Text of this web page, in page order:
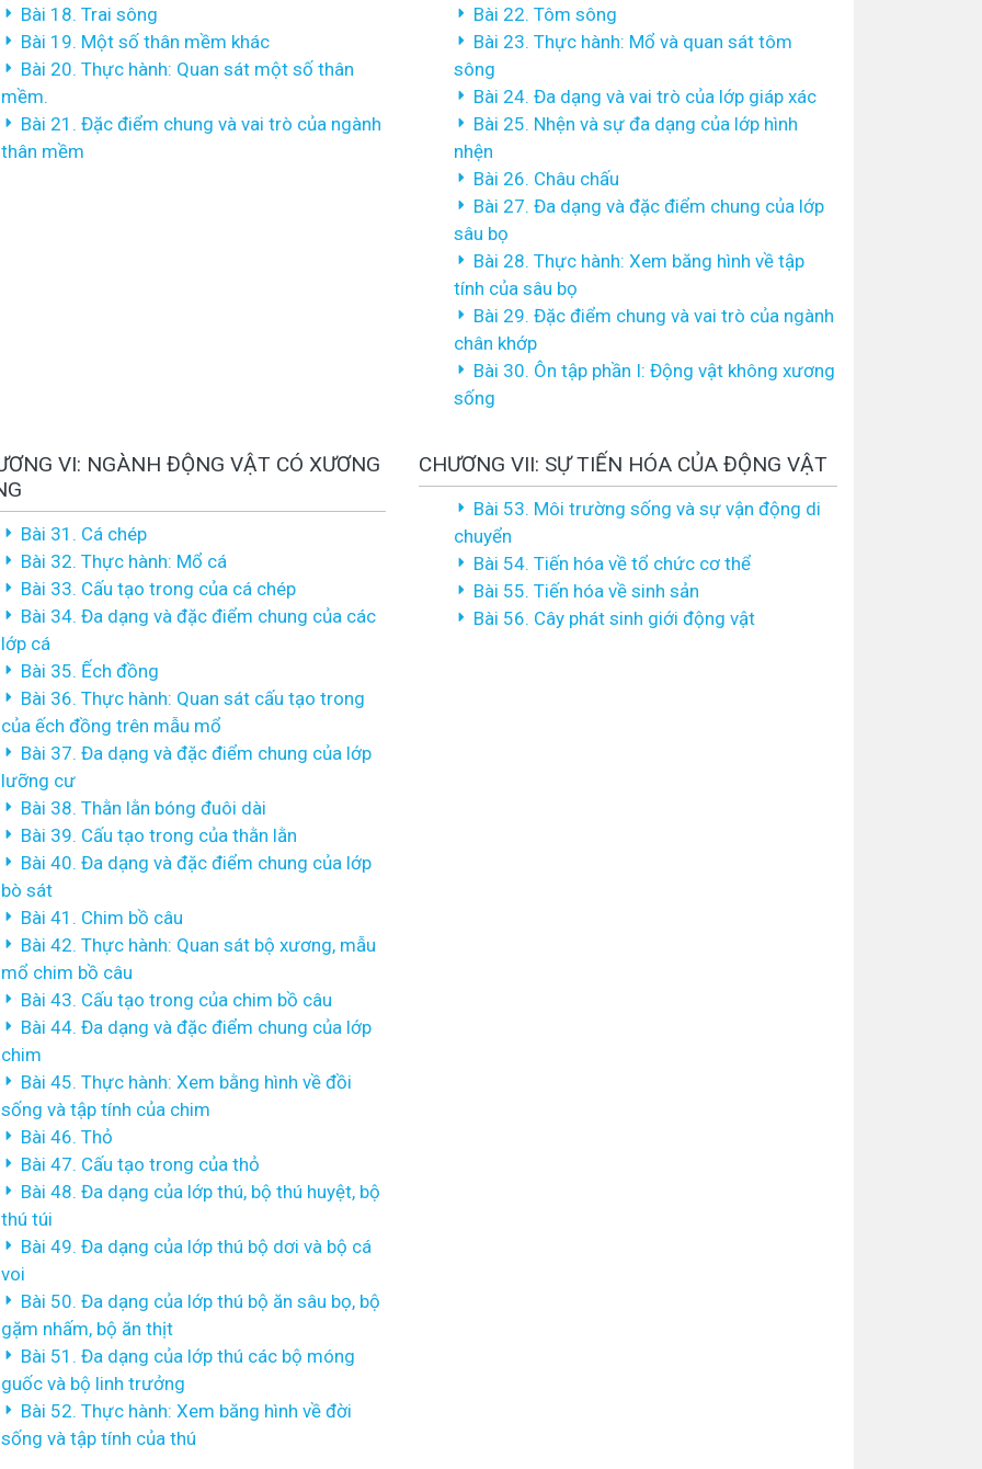
Bài 18. Trai sông
Bài 19. Một số thân mềm khác
Bài 20. Thực hành: Quan sát một số thân
mềm.
Bài 21. Đặc điểm chung và vai trò của ngành
thân mềm
Bài 22. Tôm sông
Bài 23. Thực hành: Mổ và quan sát tôm
sông
Bài 24. Đa dạng và vai trò của lớp giáp xác
Bài 25. Nhện và sự đa dạng của lớp hình
nhện
Bài 26. Châu chấu
Bài 27. Đa dạng và đặc điểm chung của lớp
sâu bọ
Bài 28. Thực hành: Xem băng hình về tập
tính của sâu bọ
Bài 29. Đặc điểm chung và vai trò của ngành
chân khớp
Bài 30. Ôn tập phần I: Động vật không xương
sống
VI: NGÀNH ĐỘNG VẬT CÓ XƯƠNG
Bài 31. Cá chép
Bài 32. Thực hành: Mổ cá
Bài 33. Cấu tạo trong của cá chép
Bài 34. Đa dạng và đặc điểm chung của các
lớp cá
Bài 35. Ếch đồng
Bài 36. Thực hành: Quan sát cấu tạo trong
của ếch đồng trên mẫu mổ
Bài 37. Đa dạng và đặc điểm chung của lớp
lưỡng cư
Bài 38. Thằn lằn bóng đuôi dài
Bài 39. Cấu tạo trong của thằn lằn
Bài 40. Đa dạng và đặc điểm chung của lớp
bò sát
Bài 41. Chim bồ câu
Bài 42. Thực hành: Quan sát bộ xương, mẫu
mổ chim bồ câu
Bài 43. Cấu tạo trong của chim bồ câu
Bài 44. Đa dạng và đặc điểm chung của lớp
chim
Bài 45. Thực hành: Xem bằng hình về đồi
sống và tập tính của chim
Bài 46. Thỏ
Bài 47. Cấu tạo trong của thỏ
Bài 48. Đa dạng của lớp thú, bộ thú huyệt, bộ
thú túi
Bài 49. Đa dạng của lớp thú bộ dơi và bộ cá
voi
Bài 50. Đa dạng của lớp thú bộ ăn sâu bọ, bộ
gặm nhấm, bộ ăn thịt
Bài 51. Đa dạng của lớp thú các bộ móng
guốc và bộ linh trưởng
Bài 52. Thực hành: Xem băng hình về đời
sống và tập tính của thú
CHƯƠNG VII: SỰ TIẾN HÓA CỦA ĐỘNG VẬT
Bài 53. Môi trường sống và sự vận động di
chuyển
Bài 54. Tiến hóa về tổ chức cơ thể
Bài 55. Tiến hóa về sinh sản
Bài 56. Cây phát sinh giới động vật